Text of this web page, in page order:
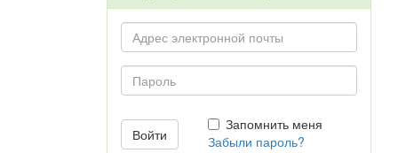
Запомнить меня
Забыли пароль?